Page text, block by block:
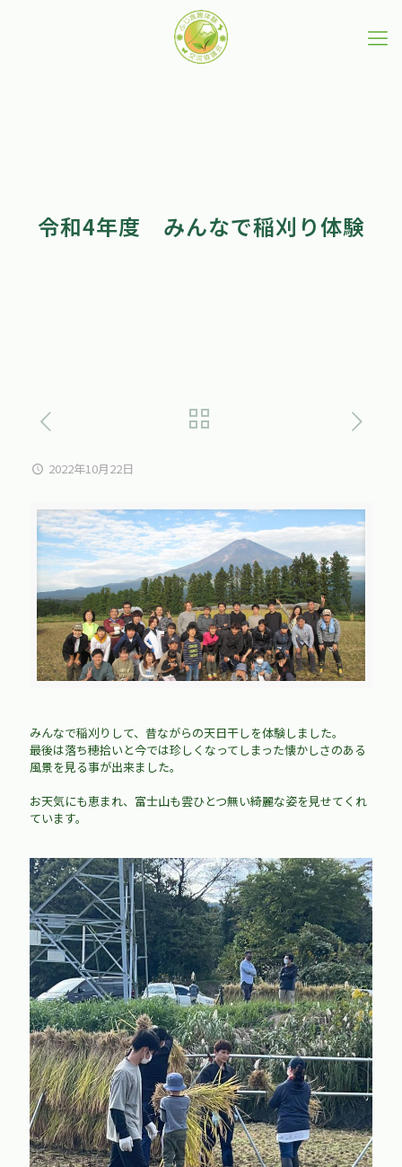
令和4年度 みんなで稲刈り体験
2022年10月22日
みんなで稲刈りして、昔ながらの天日干しを体験しました。
最後は落ち穂拾いと今では珍しくなってしまった懐かしさのある
風景を見る事が出来ました。
お天気にも恵まれ、富士山も雲ひとつ無い綺麗な姿を見せてくれ
ています。